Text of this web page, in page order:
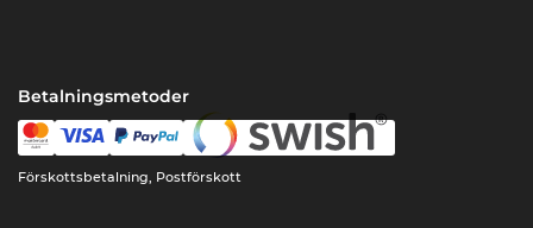
Betalningsmetoder
Förskottsbetalning, Postförskott